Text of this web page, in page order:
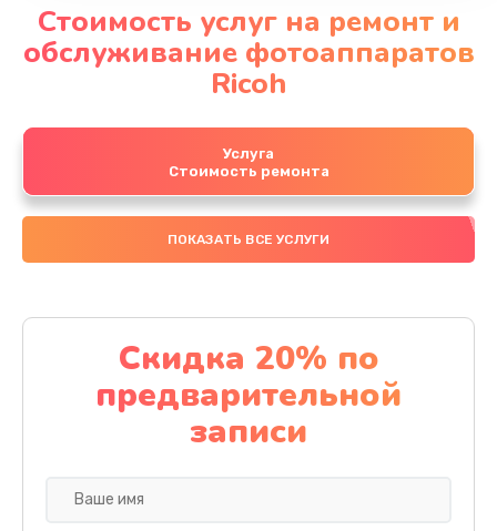
Стоимость услуг на ремонт и
обслуживание фотоаппаратов
Ricoh
Услуга
Стоимость ремонта
ПОКАЗАТЬ ВСЕ УСЛУГИ
Скидка 20% по
предварительной
записи